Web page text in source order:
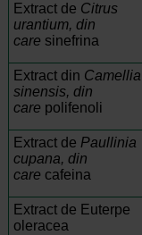
Extract de Citrus
urantium, din
care sinefrina
Extract din Camellia
sinensis, din
care polifenoli
Extract de Paullinia
cupana, din
care cafeina
Extract de Euterpe
oleracea